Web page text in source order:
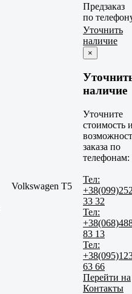
Предзаказ
по
Volkswagen T5
Уточнить
наличие
×
наличие
Уточните
стоимость
заказа по
телефонам:
Тел:
33 32
Тел:
83 13
Тел:
63 66
Перейти на
Контакты